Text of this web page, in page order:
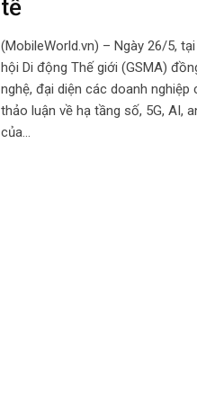
tế
(MobileWorld.vn) – Ngày 26/5,
hội Di động Thế giới (GSMA)
nghệ, đại diện các doanh
thảo luận về hạ tầng số, 5G, AI,
của…